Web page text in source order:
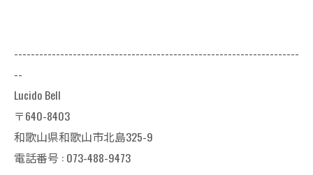
--------------------------------------------------------------------
--
Lucido Bell
〒640-8403
和歌山県和歌山市北島325-9
電話番号 : 073-488-9473